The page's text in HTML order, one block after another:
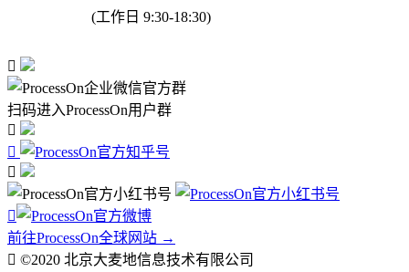
(工作日 9:30-18:30)

扫码进入ProcessOn用户群




前往ProcessOn全球网站 →
 ©2020 北京大麦地信息技术有限公司